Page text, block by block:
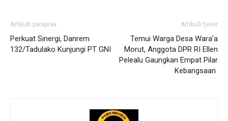
Artikulli paraprak
Perkuat Sinergi, Danrem
132/Tadulako Kunjungi PT GNI
Artikulli tjetër
Temui Warga Desa Wara’a
Morut, Anggota DPR RI Ellen
Pelealu Gaungkan Empat Pilar
Kebangsaan